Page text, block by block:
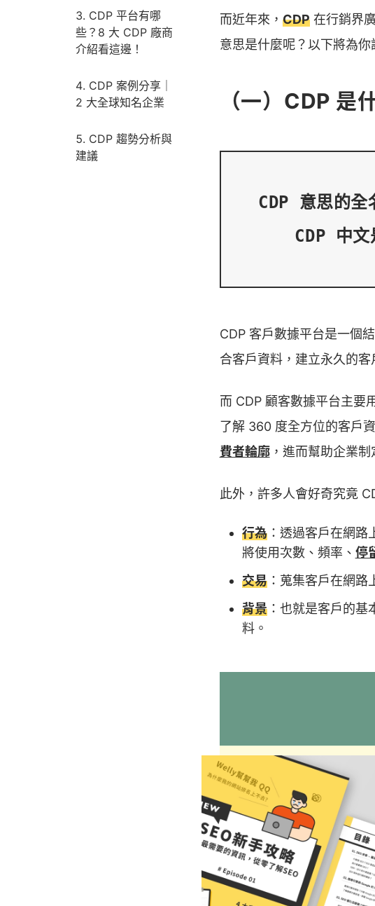
CDP 平台有哪
些？8 大 CDP 廠商
介紹看這邊！
CDP 案例分享｜
2 大全球知名企業
CDP 趨勢分析與
建議
而近年來， CDP在行銷界
意思是什麼呢？以下將為你
（一）CDP 是
CDP 意思的
CDP 客戶數據平台是一個
合客戶資料，建立永久的
而 CDP 顧客數據平台主要
了解 360 度全方位的客戶
費者輪廓，進而幫助企業
此外，許多人會好奇究竟
行為：透過客戶在網路
將使用次數、頻率、 停
交易：蒐集客戶在網路
背景：也就是客戶的基
料。